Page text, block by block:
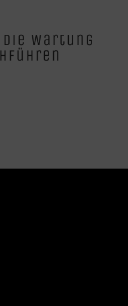
Wartung